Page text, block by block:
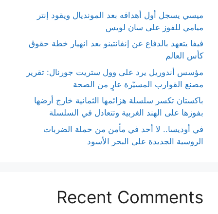
ميسي يسجل أول أهدافه بعد المونديال ويقود إنتر
ميامي للفوز على سان لويس
فيفا يتعهد بالدفاع عن إنفانتينو بعد انهيار خطة حقوق
كأس العالم
مؤسس أندوريل يرد على وول ستريت جورنال: تقرير
مصنع القوارب المسيّرة عارٍ من الصحة
باكستان تكسر سلسلة هزائمها الثمانية خارج أرضها
بفوزها على الهند الغربية وتتعادل في السلسلة
في أوديسا.. لا أحد في مأمن من حملة الضربات
الروسية الجديدة على البحر الأسود
Recent Comments